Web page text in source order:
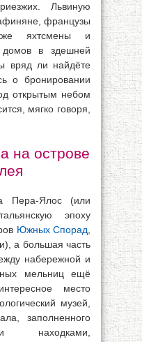
Львиную
французы
яхтсмены и
домов в здешней
вряд ли найдёте
о бронировании
открытым небом
мягко говоря,
на острове
Пера-Ялос (или
эпоху
Южных Спорад
а большая часть
набережной и
мельниц ещё
место
музей,
заполненного
находками,